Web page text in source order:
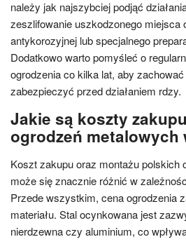
należy jak najszybciej podjąć
zeszlifowanie uszkodzonego miejsca
antykorozyjnej lub specjalnego
Dodatkowo warto pomyśleć o
ogrodzenia co kilka lat, aby
zabezpieczyć przed działaniem rdzy.
Jakie są koszty
ogrodzeń metalowych
Koszt zakupu oraz montażu polskich
może się znacznie różnić w
Przede wszystkim, cena ogrodzenia
materiału. Stal ocynkowana jest
nierdzewna czy aluminium, co